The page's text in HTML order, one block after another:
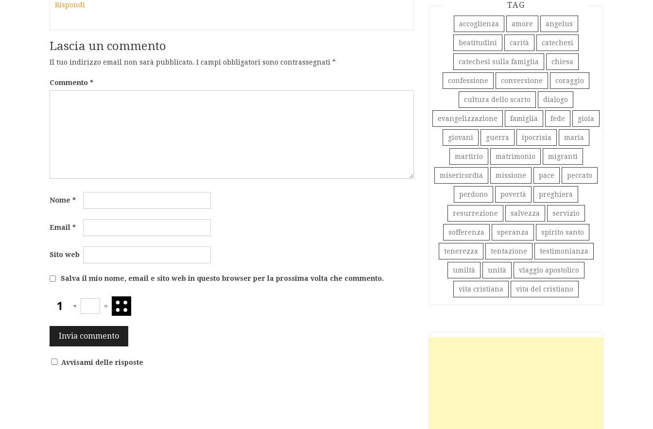
Rispondi
Lascia un commento
Il tuo indirizzo email non sarà pubblicato. I campi obbligatori sono contrassegnati *
Commento *
Nome *
Email *
Sito web
Salva il mio nome, email e sito web in questo browser per la prossima volta che commento.
+ =
Avvisami delle risposte
TAG
accoglienza amore angelus
beatitudini carità catechesi
catechesi sulla famiglia chiesa
confessione conversione coraggio
cultura dello scarto dialogo
evangelizzazione famiglia fede gioia
giovani guerra ipocrisia maria
martirio matrimonio migranti
misericordia missione pace peccato
perdono povertà preghiera
resurrezione salvezza servizio
sofferenza speranza spirito santo
tenerezza tentazione testimonianza
umiltà unità viaggio apostolico
vita cristiana vita del cristiano